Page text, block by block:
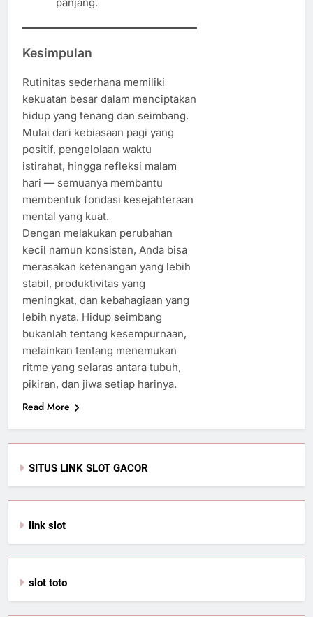
Kesimpulan
Rutinitas sederhana memiliki
kekuatan besar dalam menciptakan
hidup yang tenang dan seimbang.
Mulai dari kebiasaan pagi yang
positif, pengelolaan waktu
istirahat, hingga refleksi malam
hari — semuanya membantu
membentuk fondasi kesejahteraan
mental yang kuat.
Dengan melakukan perubahan
kecil namun konsisten, Anda bisa
merasakan ketenangan yang lebih
stabil, produktivitas yang
meningkat, dan kebahagiaan yang
lebih nyata. Hidup seimbang
bukanlah tentang kesempurnaan,
melainkan tentang menemukan
ritme yang selaras antara tubuh,
pikiran, dan jiwa setiap harinya.
Read More
SITUS LINK SLOT GACOR
link slot
slot toto